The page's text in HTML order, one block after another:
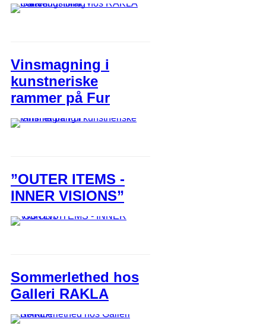
Vinsmagning i
kunstneriske
rammer på Fur
”OUTER ITEMS -
INNER VISIONS”
Sommerlethed hos
Galleri RAKLA